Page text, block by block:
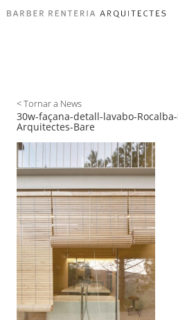
< Tornar a News
30w-façana-detall-lavabo-
Arquitectes-Bare